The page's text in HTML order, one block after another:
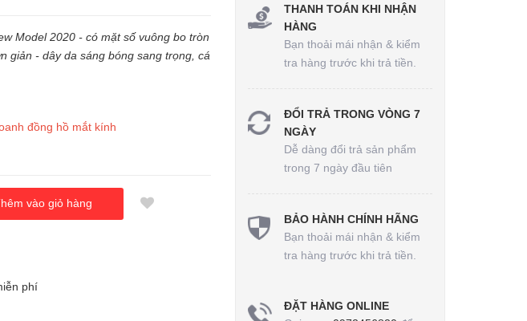
Model 2020 - có mặt số vuông bo tròn
giản - dây da sáng bóng sang trọng, cá
đồng hồ mắt kính
vào giỏ hàng
phí
THANH TOÁN KHI NHẬN
HÀNG
Bạn thoải mái nhận & kiểm
tra hàng trước khi trả tiền.
ĐỔI TRẢ TRONG VÒNG 7
NGÀY
Dễ dàng đổi trả sản phẩm
trong 7 ngày đầu tiên
BẢO HÀNH CHÍNH HÃNG
Bạn thoải mái nhận & kiểm
tra hàng trước khi trả tiền.
ĐẶT HÀNG ONLINE